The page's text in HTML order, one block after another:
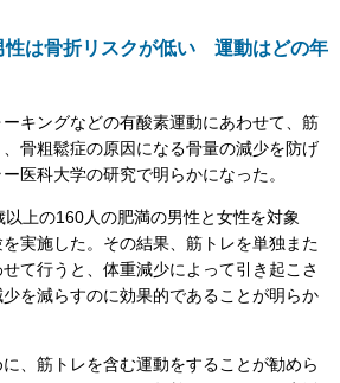
性は骨折リスクが低い 運動はどの年
キングなどの有酸素運動にあわせて、筋
骨粗鬆症の原因になる骨量の減少を防げ
医科大学の研究で明らかになった。
上の160人の肥満の男性と女性を対象
実施した。その結果、筋トレを単独また
て行うと、体重減少によって引き起こさ
を減らすのに効果的であることが明らか
、筋トレを含む運動をすることが勧めら